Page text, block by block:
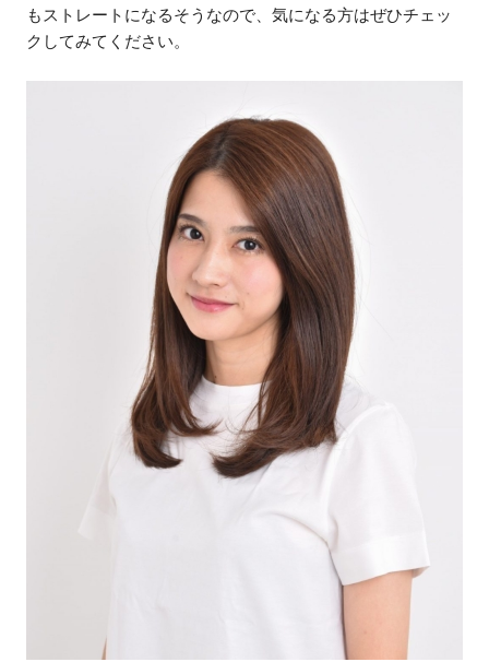
もストレートになるそうなので、気になる方はぜひチェッ
クしてみてください。